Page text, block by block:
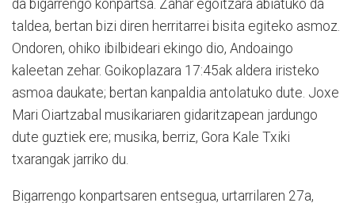
da bigarrengo konpartsa. Zahar egoitzara abiatuko da
taldea, bertan bizi diren herritarrei bisita egiteko asmoz.
Ondoren, ohiko ibilbideari ekingo dio, Andoaingo
kaleetan zehar. Goikoplazara 17:45ak aldera iristeko
asmoa daukate; bertan kanpaldia antolatuko dute. Joxe
Mari Oiartzabal musikariaren gidaritzapean jardungo
dute guztiek ere; musika, berriz, Gora Kale Txiki
txarangak jarriko du.
Bigarrengo konpartsaren entsegua, urtarrilaren 27a,